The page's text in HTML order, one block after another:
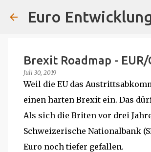
Euro
Brexit Roadmap -
Juli 30, 2019
Weil die EU das
einen harten Brexit ein. Das
Als sich die Briten vor drei
Schweizerische Nationalbank
Euro noch tiefer gefallen.